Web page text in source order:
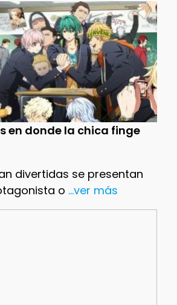
en donde la chica finge
divertidas se presentan
o ...ver más